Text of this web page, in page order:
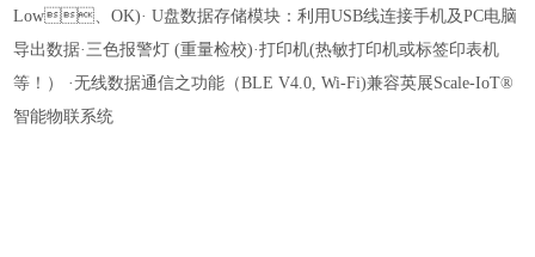
Low、OK)· U盘数据存储模块：利用USB线连接手机及PC电脑
导出数据·三色报警灯 (重量检校)·打印机(热敏打印机或标签印表机
等！）
·无线数据通信之功能（BLE V4.0, Wi-Fi)兼容英展Scale-IoT®
智能物联系统